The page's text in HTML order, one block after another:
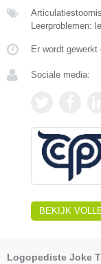
Leerproblemen:
Er wordt gewerkt
Sociale media:
BEKIJK
Logopediste Joke